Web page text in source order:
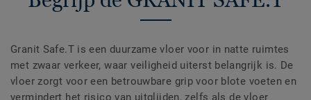
Granit Safe.T is een duurzame vloer voor in natte ruimtes
met zwaar verkeer, waar veiligheid uiterst belangrijk is. De
vloer zorgt voor een betrouwbare grip voor blote voeten en